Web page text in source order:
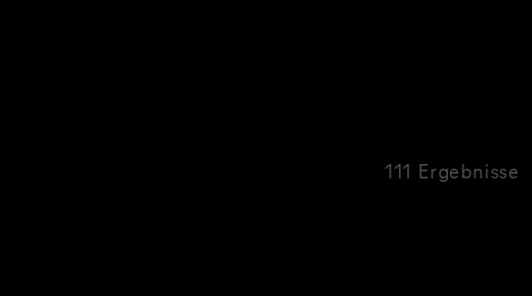
111 Ergebnisse